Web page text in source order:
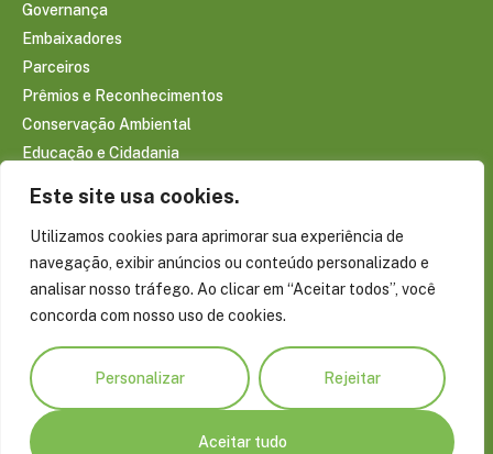
Este site usa cookies.
Utilizamos cookies para aprimorar sua experiência de
navegação, exibir anúncios ou conteúdo personalizado e
analisar nosso tráfego. Ao clicar em “Aceitar todos”, você
concorda com nosso uso de cookies.
Personalizar Rejeitar
Aceitar tudo
Governança
Embaixadores
Parceiros
Prêmios e Reconhecimentos
Conservação Ambiental
Educação e Cidadania
Sociobioeconomia Amazônica
CONTEÚDOS
Notícias
Reportagens
Publicações
Conecte-se com a Amazônia
Blog do Virgílio Viana
Projetos Especiais